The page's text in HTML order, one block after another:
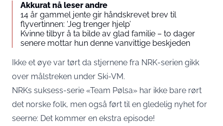
Akkurat nå leser andre
14 år gammel jente gir håndskrevet brev til
flyvertinnen: ‘Jeg trenger hjelp’
Kvinne tilbyr å ta bilde av glad familie – to dager
senere mottar hun denne vanvittige beskjeden
Ikke et øye var tørt da stjernene fra NRK-serien gikk
over målstreken under Ski-VM.
​NRKs suksess-serie «Team Pølsa» har ikke bare rørt
det norske folk, men også ført til en gledelig nyhet for
seerne: Det kommer en ekstra episode!